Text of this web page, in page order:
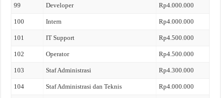
99 Developer Rp4.000.000
100 Intern Rp4.000.000
101 IT Support Rp4.500.000
102 Operator Rp4.500.000
103 Staf Administrasi Rp4.300.000
104 Staf Administrasi dan Teknis Rp4.000.000